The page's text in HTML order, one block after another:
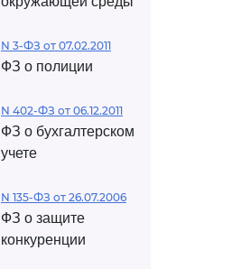
N 3-ФЗ от 07.02.2011
ФЗ о полиции
N 402-ФЗ от 06.12.2011
ФЗ о бухгалтерском
учете
N 135-ФЗ от 26.07.2006
ФЗ о защите
конкуренции